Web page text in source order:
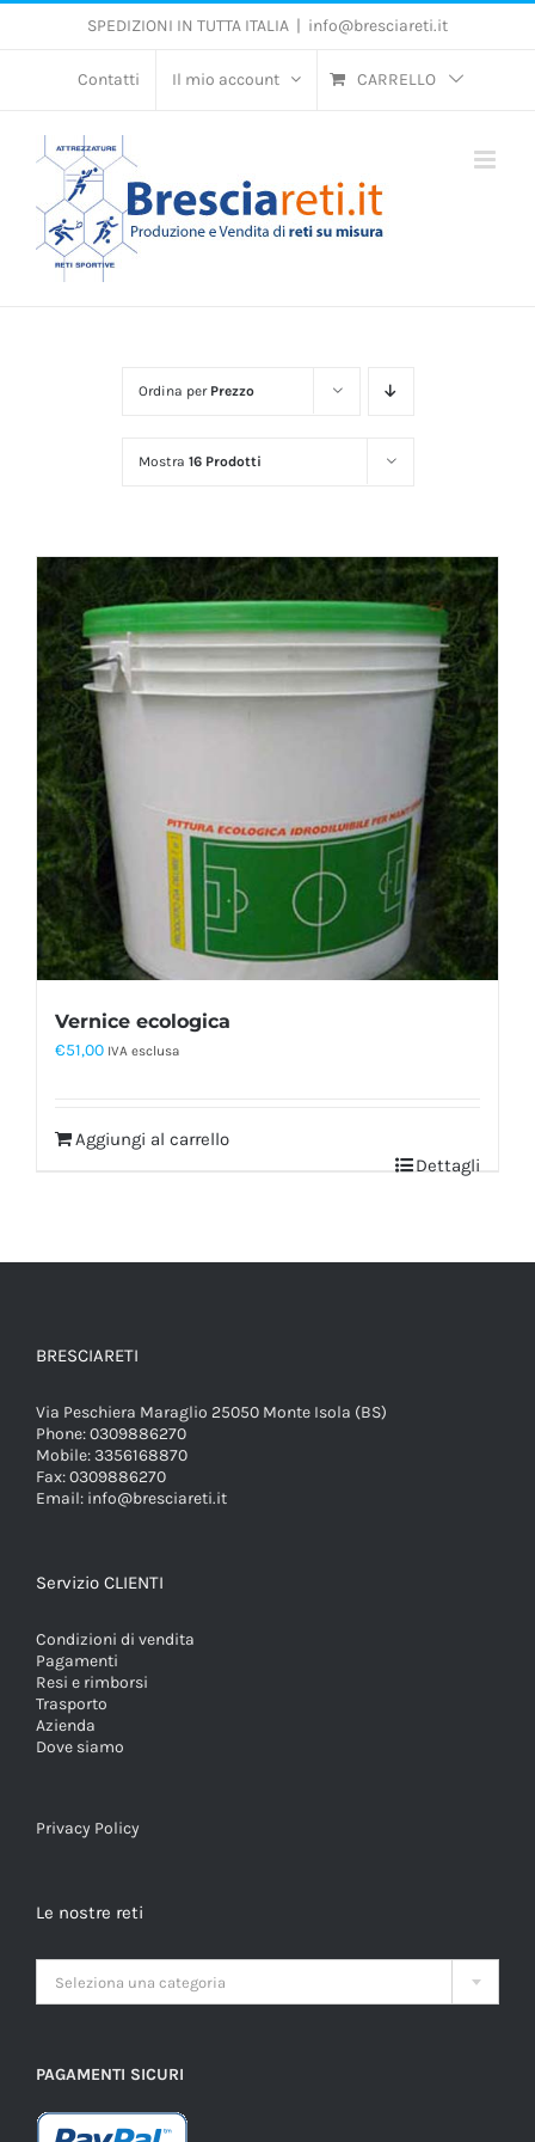
Salta
SPEDIZIONI IN TUTTA ITALIA | info@bresciareti.it
Contatti Il mio account CARRELLO
Ordina per Prezzo
Mostra 16 Prodotti
Vernice ecologica
€51,00 IVA esclusa
Aggiungi al carrello
Dettagli
BRESCIARETI
Via Peschiera Maraglio 25050 Monte Isola (BS)
Phone:0309886270
Mobile:3356168870
Fax:0309886270
Email: info@bresciareti.it
Servizio CLIENTI
Condizioni di vendita
Pagamenti
Resi e rimborsi
Trasporto
Azienda
Dove siamo
Privacy Policy
Le nostre reti

Seleziona una categoria
PAGAMENTI SICURI